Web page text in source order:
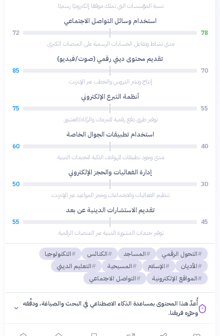
نسبة المؤسسات التي تملك موقعًا إلكترونيًا رسميًا.
استخدام وسائل التواصل الاجتماعي
78
72
مدى نشاط وتفاعل الحسابات الرسمية على المنصات الكبرى.
تقديم محتوى ديني رقمي (صوت/فيديو)
70
85
إنتاج ونشر الدروس والخطب عبر الإنترنت.
أنظمة التبرع الإلكتروني
55
75
توفير طرق دفع رقمية للتبرعات والزكاة/العشور.
استخدام تطبيقات الجوال الخاصة
40
60
مدى وجود تطبيقات للهواتف الذكية للخدمات الدينية.
إدارة الفعاليات والحجز الإلكتروني
30
50
تنظيم الفعاليات والاجتماعات وحجز المواعيد عبر الإنترنت.
تقديم الاستشارات الدينية عن بعد
45
55
توفير خدمات المشورة الدينية عبر المنصات الرقمية.
التحول الرقمي المساجد الكنائس
التكنولوجيا
الأديان
الإسلام المسيحية
التعليم الديني
المواقع الإلكترونية
التواصل الاجتماعي
أُعدّ هذا المحتوى بمساعدة الذكاء الاصطناعي في البحث والصياغة، ودقّقه
وحرّره فريقنا.